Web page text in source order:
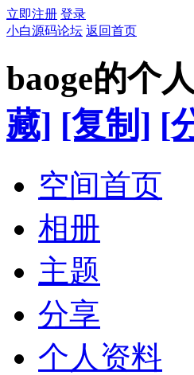
立即注册 登录
小白源码论坛 返回首页
baoge的个
藏] [复制] [
空间首页
相册
主题
分享
个人资料